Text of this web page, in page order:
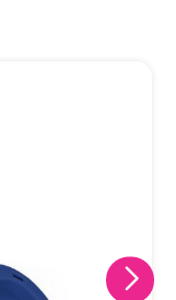
e respeitar
apenas para fins
a